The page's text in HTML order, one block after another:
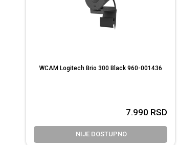
WCAM Logitech Brio 300 Black 960-001436
7.990 RSD
NIJE DOSTUPNO